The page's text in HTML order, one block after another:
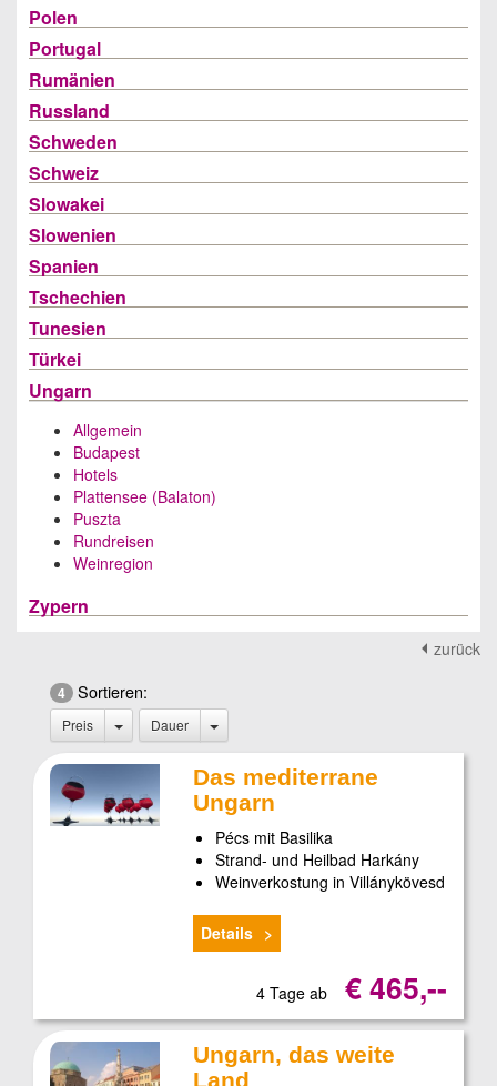
Polen
Portugal
Rumänien
Russland
Schweden
Schweiz
Slowakei
Slowenien
Spanien
Tschechien
Tunesien
Türkei
Ungarn
Allgemein
Budapest
Hotels
Plattensee (Balaton)
Puszta
Rundreisen
Weinregion
Zypern
zurück
4 Sortieren:
Preis Dauer
Das mediterrane
Ungarn
Pécs mit Basilika
Strand- und Heilbad Harkány
Weinverkostung in Villánykövesd
Details
4 Tage ab € 465,--
Ungarn, das weite
Land